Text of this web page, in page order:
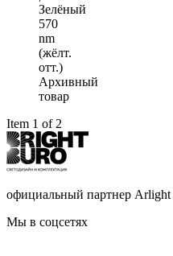
Зелёный
570
nm
(жёлт.
отт.)
Архивный
товар
Item 1 of 2
официальный партнер Arlight
Мы в соцсетях